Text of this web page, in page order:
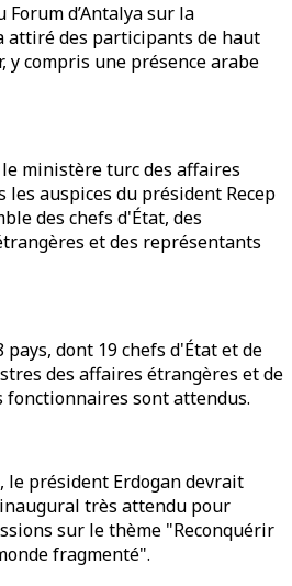
d’Antalya sur la
attiré des participants de haut
y compris une présence arabe
ministère turc des affaires
auspices du président Recep
des chefs d'État, des
et des représentants
dont 19 chefs d'État et de
des affaires étrangères et de
sont attendus.
le président Erdogan devrait
très attendu pour
sur le thème "Reconquérir
fragmenté".